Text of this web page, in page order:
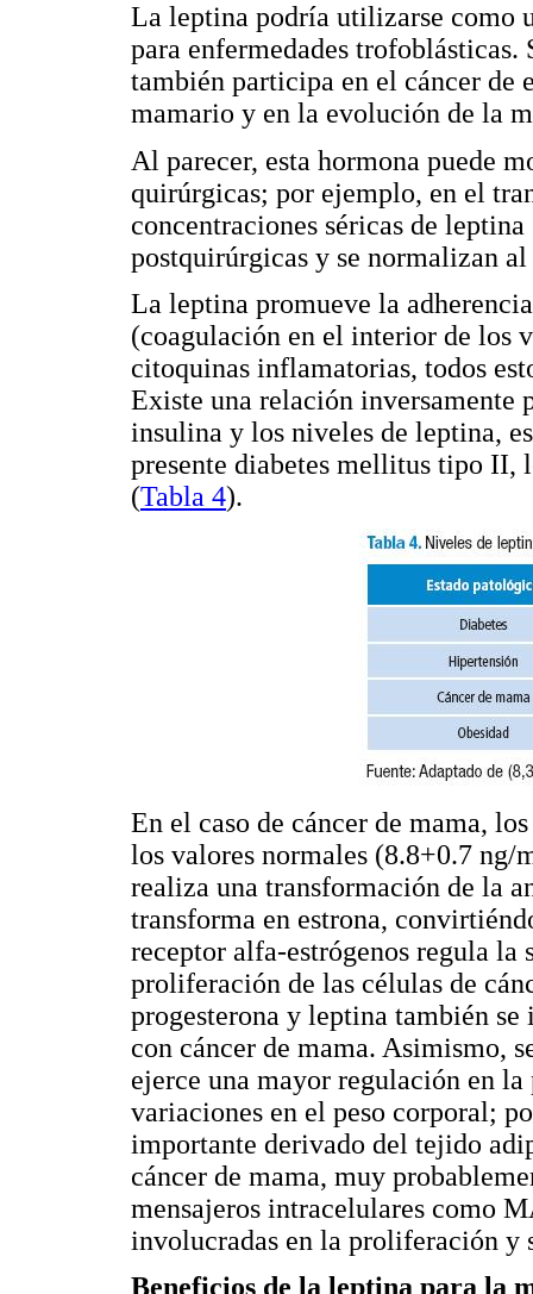
La leptina podría utilizarse como
para enfermedades trofoblásticas.
también participa en el cáncer de
mamario y en la evolución de la
Al parecer, esta hormona puede
quirúrgicas; por ejemplo, en el
concentraciones séricas de
postquirúrgicas y se normalizan
La leptina promueve la
(coagulación en el interior de los
citoquinas inflamatorias, todos
Existe una relación inversamente
insulina y los niveles de leptina,
presente diabetes mellitus tipo II,
(Tabla 4).
En el caso de cáncer de mama,
los valores normales (8.8+0.7 ng/
realiza una transformación de la
transforma en estrona,
receptor alfa-estrógenos regula
proliferación de las células de
progesterona y leptina también se
con cáncer de mama. Asimismo,
ejerce una mayor regulación en la
variaciones en el peso corporal;
importante derivado del tejido
cáncer de mama, muy
mensajeros intracelulares como
involucradas en la proliferación y
Beneficios de la leptina para la